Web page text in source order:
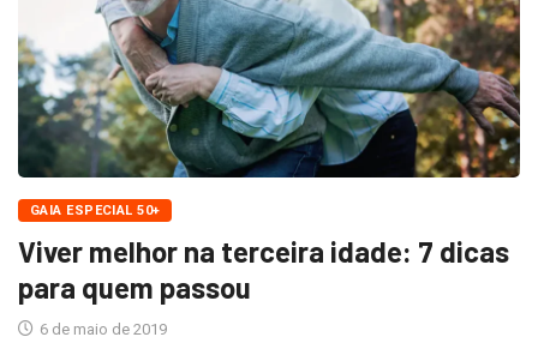
GAIA ESPECIAL 50+
Viver melhor na terceira idade: 7 dicas
para quem passou
6 de maio de 2019